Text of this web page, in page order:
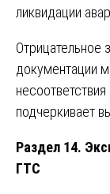
ликвидации
Отрицательное
документации
подчеркивает
Раздел 14.
ГТС